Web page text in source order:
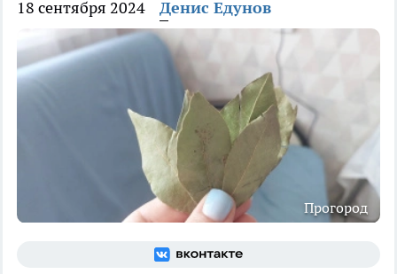
18 сентября 2024 Денис Едунов
Прогород